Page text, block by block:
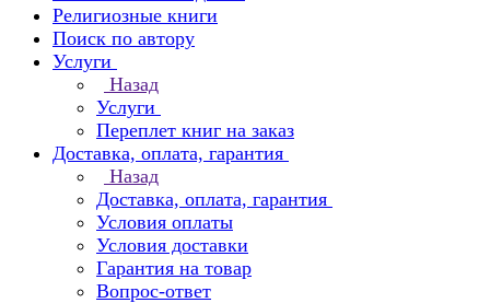
Религиозные книги
Поиск по автору
Услуги
Назад
Услуги
Переплет книг на заказ
Доставка, оплата, гарантия
Назад
Доставка, оплата, гарантия
Условия оплаты
Условия доставки
Гарантия на товар
Вопрос-ответ